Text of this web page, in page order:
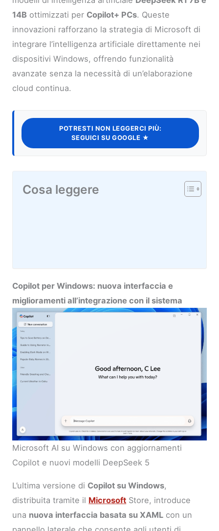
14B ottimizzati per Copilot+ PCs. Queste
innovazioni rafforzano la strategia di Microsoft di
integrare l’intelligenza artificiale direttamente nei
dispositivi Windows, offrendo funzionalità
avanzate senza la necessità di un’elaborazione
cloud continua.
POTRESTI NON LEGGERCI PIÙ:
SEGUICI SU GOOGLE ★
Cosa leggere
Copilot per Windows: nuova interfaccia e
miglioramenti all’integrazione con il sistema
Microsoft AI su Windows con aggiornamenti
Copilot e nuovi modelli DeepSeek 5
L’ultima versione di Copilot su Windows,
distribuita tramite il Microsoft Store, introduce
una nuova interfaccia basata su XAML con un